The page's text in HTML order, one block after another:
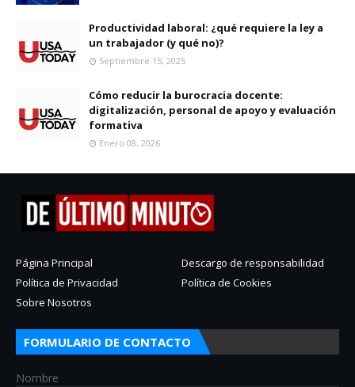
Productividad laboral: ¿qué requiere la ley a
un trabajador (y qué no)?
Septiembre 15, 2025
Cómo reducir la burocracia docente:
digitalización, personal de apoyo y evaluación
formativa
Enero 08, 2026
Página Principal
Descargo de responsabilidad
Política de Privacidad
Política de Cookies
Sobre Nosotros
FORMULARIO DE CONTACTO
Nombre